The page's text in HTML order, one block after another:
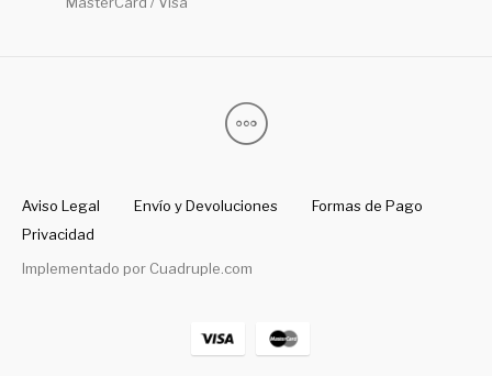
Aviso Legal Envío y Devoluciones
Formas de Pago
Privacidad
Implementado por Cuadruple.com